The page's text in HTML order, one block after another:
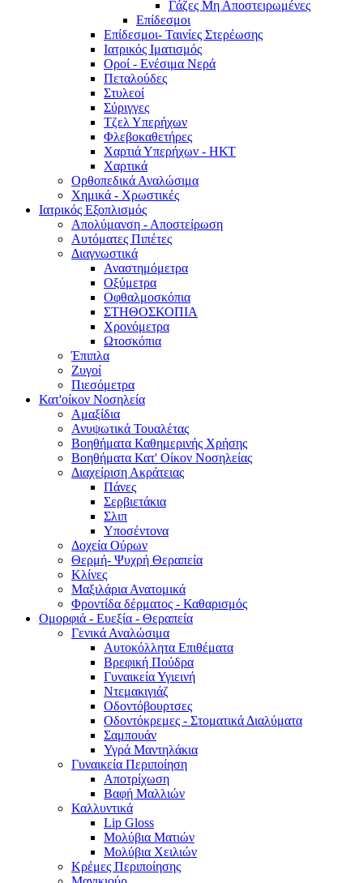
Γάζες Μη Αποστειρωμένες
Επίδεσμοι
Επίδεσμοι- Ταινίες Στερέωσης
Ιατρικός Ιματισμός
Οροί - Ενέσιμα Νερά
Πεταλούδες
Στυλεοί
Σύριγγες
Τζελ Υπερήχων
Φλεβοκαθετήρες
Χαρτιά Υπερήχων - ΗΚΤ
Χαρτικά
Ορθοπεδικά Αναλώσιμα
Χημικά - Χρωστικές
Ιατρικός Εξοπλισμός
Απολύμανση - Αποστείρωση
Αυτόματες Πιπέτες
Διαγνωστικά
Αναστημόμετρα
Οξύμετρα
Οφθαλμοσκόπια
ΣΤΗΘΟΣΚΟΠΙΑ
Χρονόμετρα
Ωτοσκόπια
Έπιπλα
Ζυγοί
Πιεσόμετρα
Κατ'οίκον Νοσηλεία
Αμαξίδια
Ανυψωτικά Τουαλέτας
Βοηθήματα Καθημερινής Χρήσης
Βοηθήματα Κατ' Οίκον Νοσηλείας
Διαχείριση Ακράτειας
Πάνες
Σερβιετάκια
Σλιπ
Υποσέντονα
Δοχεία Ούρων
Θερμή- Ψυχρή Θεραπεία
Κλίνες
Μαξιλάρια Ανατομικά
Φροντίδα δέρματος - Καθαρισμός
Ομορφιά - Ευεξία - Θεραπεία
Γενικά Αναλώσιμα
Αυτοκόλλητα Επιθέματα
Βρεφική Πούδρα
Γυναικεία Υγιεινή
Ντεμακιγιάζ
Οδοντόβουρτσες
Οδοντόκρεμες - Στοματικά Διαλύματα
Σαμπουάν
Υγρά Μαντηλάκια
Γυναικεία Περιποίηση
Αποτρίχωση
Βαφή Μαλλιών
Καλλυντικά
Lip Gloss
Μολύβια Ματιών
Μολύβια Χειλιών
Κρέμες Περιποίησης